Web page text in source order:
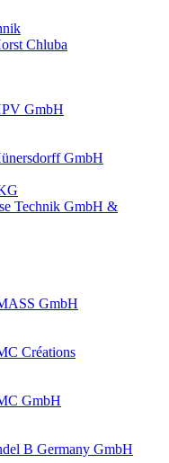
Chluba
GmbH
GmbH
Technik GmbH &
GmbH
Créations
GmbH
B Germany GmbH